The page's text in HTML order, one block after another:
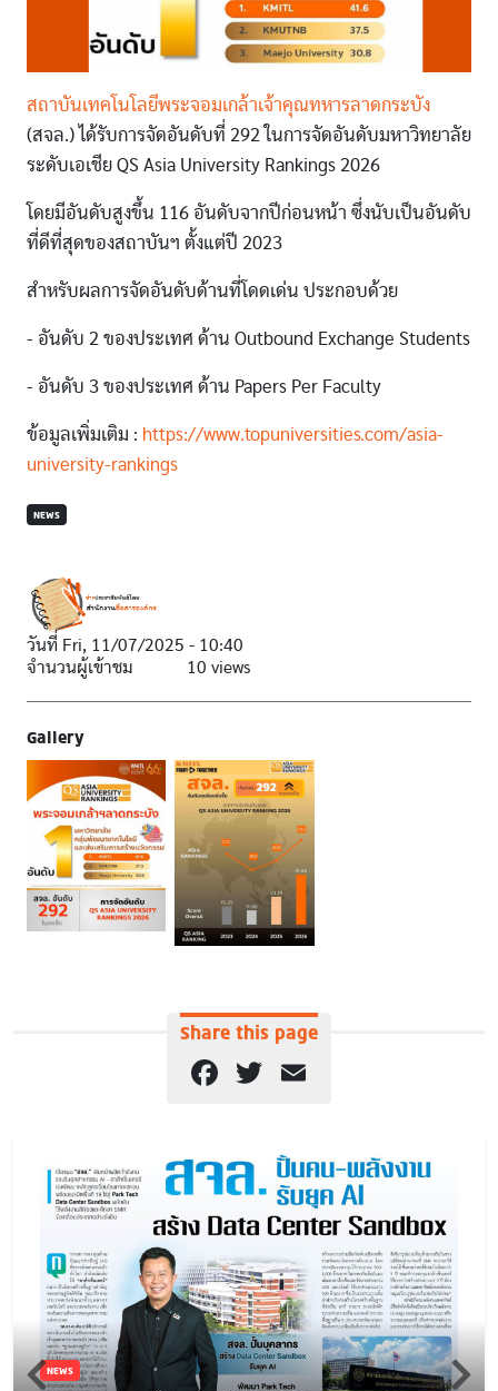
สถาบันเทคโนโลยีพระจอมเกล้าเจ้าคุณทหารลาดกระบัง
(สจล.) ได้รับการจัดอันดับที่ 292 ในการจัดอันดับมหาวิทยาลัย
ระดับเอเชีย QS Asia University Rankings 2026
โดยมีอันดับสูงขึ้น 116 อันดับจากปีก่อนหน้า ซึ่งนับเป็นอันดับ
ที่ดีที่สุดของสถาบันฯ ตั้งแต่ปี 2023
สำหรับผลการจัดอันดับด้านที่โดดเด่น ประกอบด้วย
- อันดับ 2 ของประเทศ ด้าน Outbound Exchange Students
- อันดับ 3 ของประเทศ ด้าน Papers Per Faculty
ข้อมูลเพิ่มเติม : https://www.topuniversities.com/asia-
university-rankings
NEWS
วันที่ Fri, 11/07/2025 - 10:40
จำนวนผู้เข้าชม
10 views
Gallery
Share this page
Facebook
Twitter
NEWS